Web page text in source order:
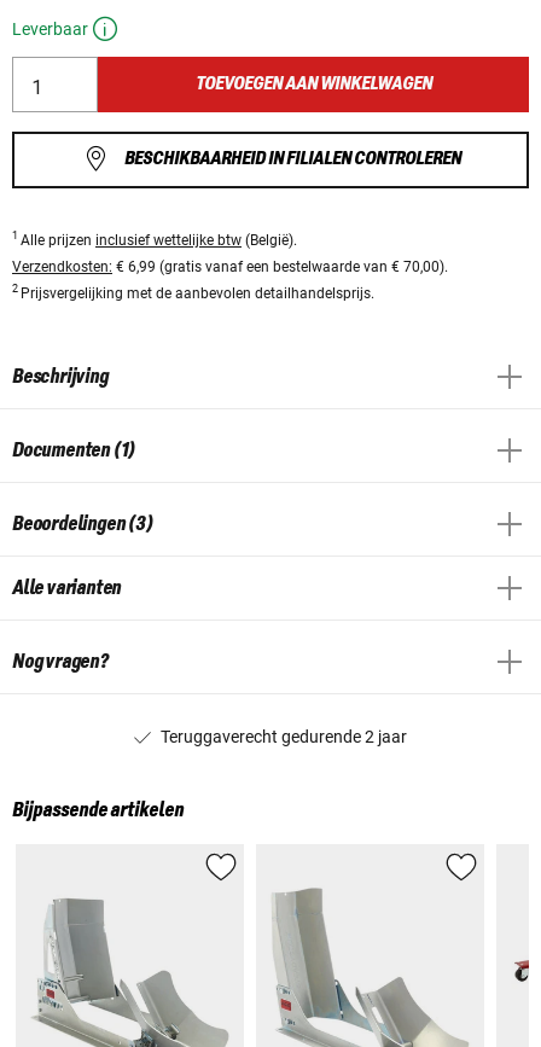
Leverbaar
TOEVOEGEN AAN WINKELWAGEN
BESCHIKBAARHEID IN FILIALEN CONTROLEREN
1 Alle prijzen inclusief wettelijke btw (België).
Verzendkosten: € 6,99 (gratis vanaf een bestelwaarde van € 70,00).
2 Prijsvergelijking met de aanbevolen detailhandelsprijs.
Beschrijving
Documenten (1)
Beoordelingen (3)
Alle varianten
Nog vragen?
Teruggaverecht gedurende 2 jaar
Bijpassende artikelen